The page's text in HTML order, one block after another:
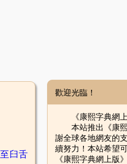
至 臼舌
歡迎光臨！
《康熙字典網上
本站推出《康熙
謝全球各地網友的
續努力！本站希望
《康熙字典網上版》